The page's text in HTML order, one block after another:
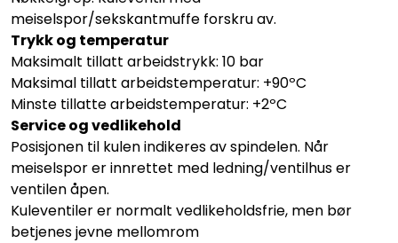
meiselspor/sekskantmuffe forskru av.
Trykk og temperatur
Maksimalt tillatt arbeidstrykk: 10 bar
Maksimal tillatt arbeidstemperatur: +90ºC
Minste tillatte arbeidstemperatur: +2ºC
Service og vedlikehold
Posisjonen til kulen indikeres av spindelen. Når
meiselspor er innrettet med ledning/ventilhus er
ventilen åpen.
Kuleventiler er normalt vedlikeholdsfrie, men bør
betjenes jevne mellomrom